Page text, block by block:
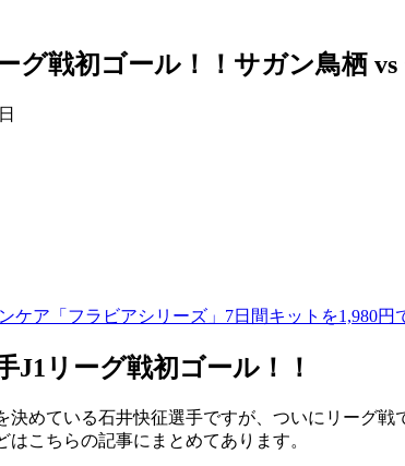
グ戦初ゴール！！サガン鳥栖
ケア「フラビアシリーズ」7日間キットを1,980円
J1リーグ戦初ゴール！！
決めている石井快征選手ですが、ついにリーグ戦
こちらの記事にまとめてあります。